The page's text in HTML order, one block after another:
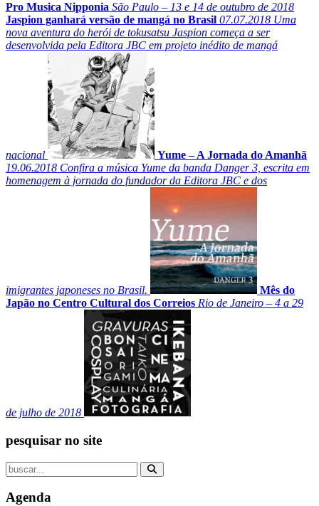
Pro Musica Nipponia São Paulo – 13 e 14 de outubro de 2018
Jaspion ganhará versão de mangá no Brasil 07.07.2018 Uma
nova aventura do herói de tokusatsu Jaspion começa a ser
desenvolvida pela Editora JBC em projeto inédito de mangá
nacional
Yume – A Jornada do Amanhã
19.06.2018 Confira a música Yume da banda Danger 3, escrita em
homenagem à jornada do fundador da Editora JBC e dos
imigrantes japoneses no Brasil.
Mês do
Japão no Centro Cultural dos Correios Rio de Janeiro – 4 a 29
de julho de 2018
pesquisar no site
Agenda